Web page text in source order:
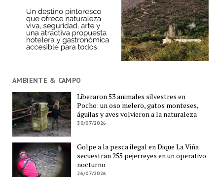
AMBIENTE & CAMPO
Liberaron 53 animales silvestres en
Pocho: un oso melero, gatos monteses,
águilas y aves volvieron a la naturaleza
30/07/2026
Golpe a la pesca ilegal en Dique La Viña:
secuestran 255 pejerreyes en un operativo
nocturno
26/07/2026